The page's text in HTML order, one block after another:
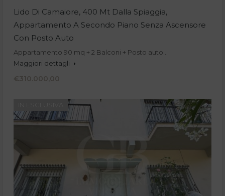
Lido Di Camaiore, 400 Mt Dalla Spiaggia,
Appartamento A Secondo Piano Senza Ascensore
Con Posto Auto
Appartamento 90 mq + 2 Balconi + Posto auto…
Maggiori dettagli
€310.000,00